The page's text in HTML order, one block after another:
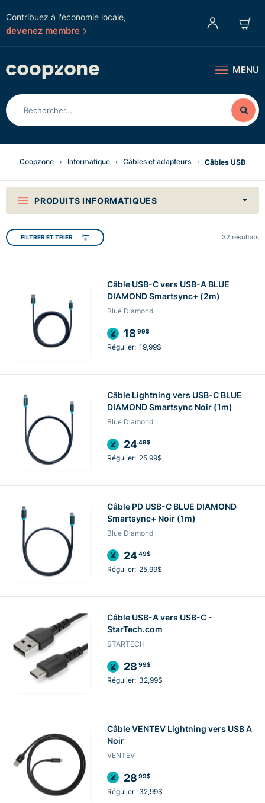
Contribuez à l'économie locale,
devenez membre
MENU
Coopzone Informatique Câbles et adapteurs Câbles USB
PRODUITS INFORMATIQUES
FILTRER ET TRIER 32 résultats
Câble USB-C vers USB-A BLUE
DIAMOND Smartsync+ (2m)
Blue Diamond
18 99$
Régulier: 19,99$
Câble Lightning vers USB-C BLUE
DIAMOND Smartsync Noir (1m)
Blue Diamond
2449$
Régulier: 25,99$
Câble PD USB-C BLUE DIAMOND
Smartsync+ Noir (1m)
Blue Diamond
2449$
Régulier: 25,99$
Câble USB-A vers USB-C -
StarTech.com
STARTECH
28 99$
Régulier: 32,99$
Câble VENTEV Lightning vers USB A
Noir
VENTEV
28 99$
Régulier: 32,99$